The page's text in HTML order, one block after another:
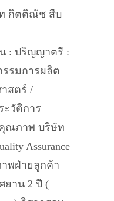
กิตติณัช สืบ
: ปริญญาตรี :
รรมการผลิต
สตร์ /
ะวัติการ
ณภาพ บริษัท
Assurance
พฝ่ายลูกค้า
ยาน 2 ปี (